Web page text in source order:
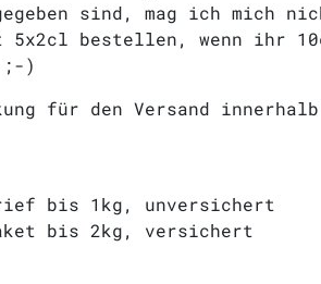
sind, mag ich mich
bestellen, wenn ihr
)
für den Versand innerhalb
bis 1kg, unversichert
bis 2kg, versichert